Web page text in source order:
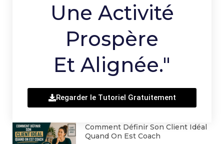
Une Activité
Prospère
Et Alignée."
Regarder le Tutoriel Gratuitement
Comment Définir Son Client Idéal
Quand On Est Coach